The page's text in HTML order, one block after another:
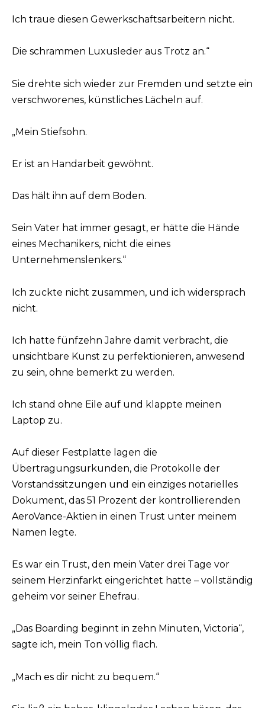
Ich traue diesen Gewerkschaftsarbeitern nicht.
Die schrammen Luxusleder aus Trotz an.“
Sie drehte sich wieder zur Fremden und setzte ein
verschworenes, künstliches Lächeln auf.
„Mein Stiefsohn.
Er ist an Handarbeit gewöhnt.
Das hält ihn auf dem Boden.
Sein Vater hat immer gesagt, er hätte die Hände
eines Mechanikers, nicht die eines
Unternehmenslenkers.“
Ich zuckte nicht zusammen, und ich widersprach
nicht.
Ich hatte fünfzehn Jahre damit verbracht, die
unsichtbare Kunst zu perfektionieren, anwesend
zu sein, ohne bemerkt zu werden.
Ich stand ohne Eile auf und klappte meinen
Laptop zu.
Auf dieser Festplatte lagen die
Übertragungsurkunden, die Protokolle der
Vorstandssitzungen und ein einziges notarielles
Dokument, das 51 Prozent der kontrollierenden
AeroVance-Aktien in einen Trust unter meinem
Namen legte.
Es war ein Trust, den mein Vater drei Tage vor
seinem Herzinfarkt eingerichtet hatte – vollständig
geheim vor seiner Ehefrau.
„Das Boarding beginnt in zehn Minuten, Victoria“,
sagte ich, mein Ton völlig flach.
„Mach es dir nicht zu bequem.“